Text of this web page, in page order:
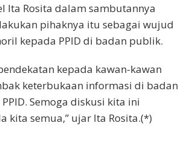
Ita Rosita dalam sambutannya
pihaknya itu sebagai wujud
kepada PPID di badan publik.
kepada kawan-kawan
keterbukaan informasi di badan
Semoga diskusi kita ini
kita semua,” ujar Ita Rosita.(*)